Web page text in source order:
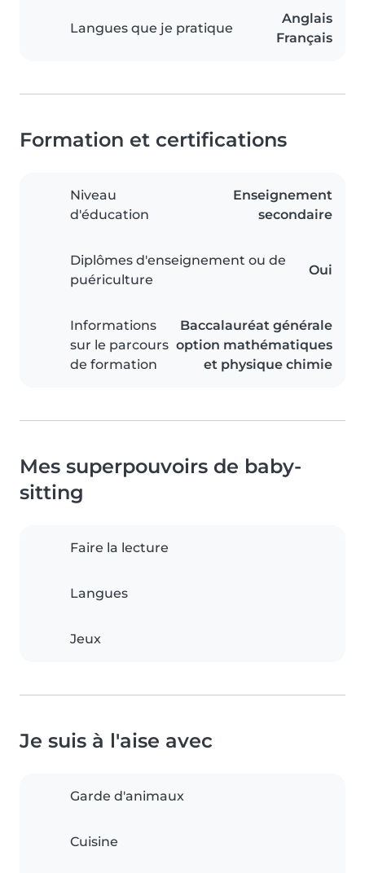
Langues que je pratique
Anglais
Français
Formation et certifications
Niveau
d'éducation
Enseignement
secondaire
Diplômes d'enseignement ou de
puériculture
Oui
Informations
sur le parcours
de formation
Baccalauréat générale
option mathématiques
et physique chimie
Mes superpouvoirs de baby-
sitting
Faire la lecture
Langues
Jeux
Je suis à l'aise avec
Garde d'animaux
Cuisine